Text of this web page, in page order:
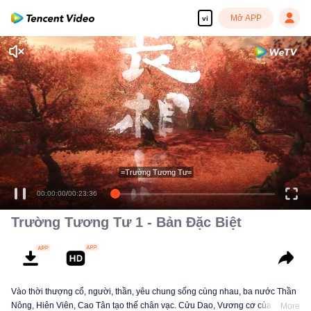
vi Mở APP
00:00:00/00:23:36
=Trường Tương Tư=
Trường Tương Tư 1 - Bản Đặc Biệt
Vào thời thượng cổ, người, thần, yêu chung sống cùng nhau, ba nước Thần
Nông, Hiên Viên, Cao Tân tạo thế chân vạc. Cửu Dao, Vương cơ của CaoMore